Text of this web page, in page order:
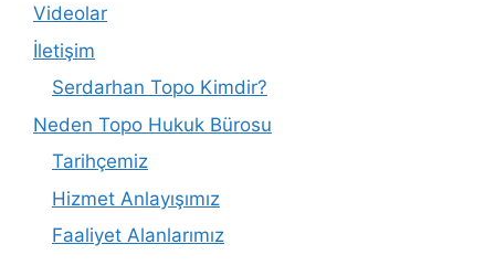
Videolar
İletişim
Serdarhan Topo Kimdir?
Neden Topo Hukuk Bürosu
Tarihçemiz
Hizmet Anlayışımız
Faaliyet Alanlarımız